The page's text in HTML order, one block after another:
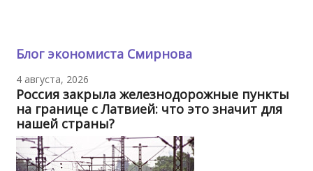
Блог экономиста Смирнова
4 августа, 2026
Россия закрыла железнодорожные пункты
на границе с Латвией: что это значит для
нашей страны?